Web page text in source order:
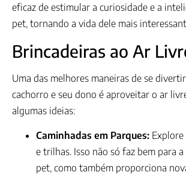
eficaz de estimular a curiosidade e a
pet, tornando a vida dele mais
Brincadeiras ao Ar
Uma das melhores maneiras de se
cachorro e seu dono é aproveitar o ar
algumas ideias:
Caminhadas em Parques:
e trilhas. Isso não só faz bem para
pet, como também proporciona